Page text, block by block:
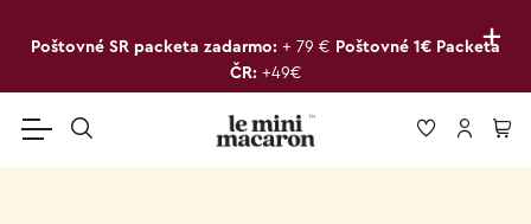
+
Poštovné SR packeta zadarmo: + 79 € Poštovné 1€ Packeta
ČR: +49€